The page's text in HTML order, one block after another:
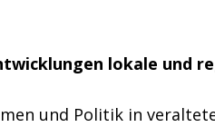
lokale und
und Politik in